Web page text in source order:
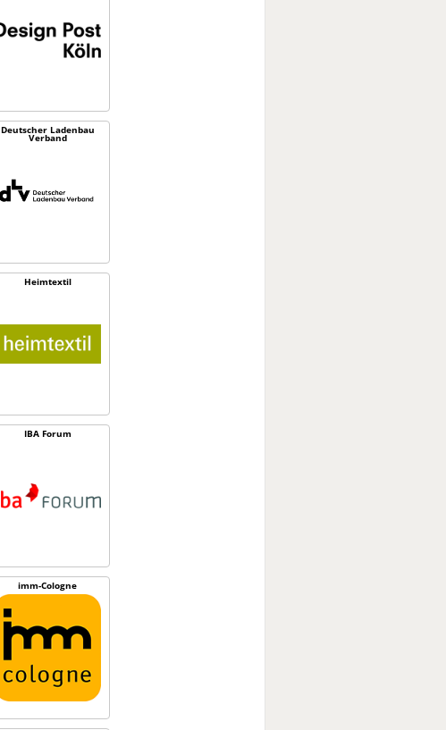
Deutscher Ladenbau
Verband
Heimtextil
IBA Forum
imm-Cologne